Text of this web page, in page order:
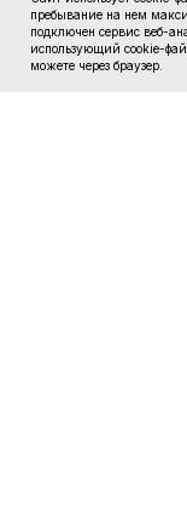
пребывание на нем
подключен сервис веб-
использующий cookie-
можете через браузер.